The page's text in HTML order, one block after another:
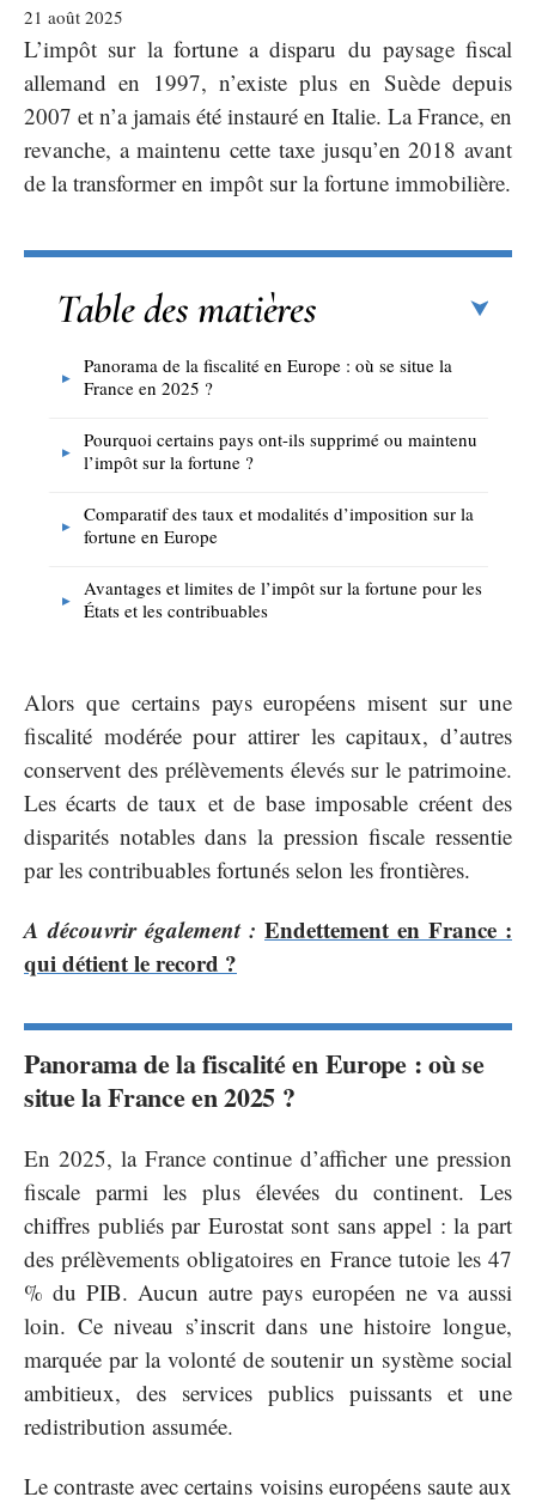
21 août 2025
L’impôt sur la fortune a disparu du paysage fiscal
allemand en 1997, n’existe plus en Suède depuis
2007 et n’a jamais été instauré en Italie. La France, en
revanche, a maintenu cette taxe jusqu’en 2018 avant
de la transformer en impôt sur la fortune immobilière.
Table des matières
Panorama de la fiscalité en Europe : où se situe la
France en 2025 ?
Pourquoi certains pays ont-ils supprimé ou maintenu
l’impôt sur la fortune ?
Comparatif des taux et modalités d’imposition sur la
fortune en Europe
Avantages et limites de l’impôt sur la fortune pour les
États et les contribuables
Alors que certains pays européens misent sur une
fiscalité modérée pour attirer les capitaux, d’autres
conservent des prélèvements élevés sur le patrimoine.
Les écarts de taux et de base imposable créent des
disparités notables dans la pression fiscale ressentie
par les contribuables fortunés selon les frontières.
A découvrir également : Endettement en France :
qui détient le record ?
Panorama de la fiscalité en Europe : où se
situe la France en 2025 ?
En 2025, la France continue d’afficher une pression
fiscale parmi les plus élevées du continent. Les
chiffres publiés par Eurostat sont sans appel : la part
des prélèvements obligatoires en France tutoie les 47
% du PIB. Aucun autre pays européen ne va aussi
loin. Ce niveau s’inscrit dans une histoire longue,
marquée par la volonté de soutenir un système social
ambitieux, des services publics puissants et une
redistribution assumée.
Le contraste avec certains voisins européens saute aux